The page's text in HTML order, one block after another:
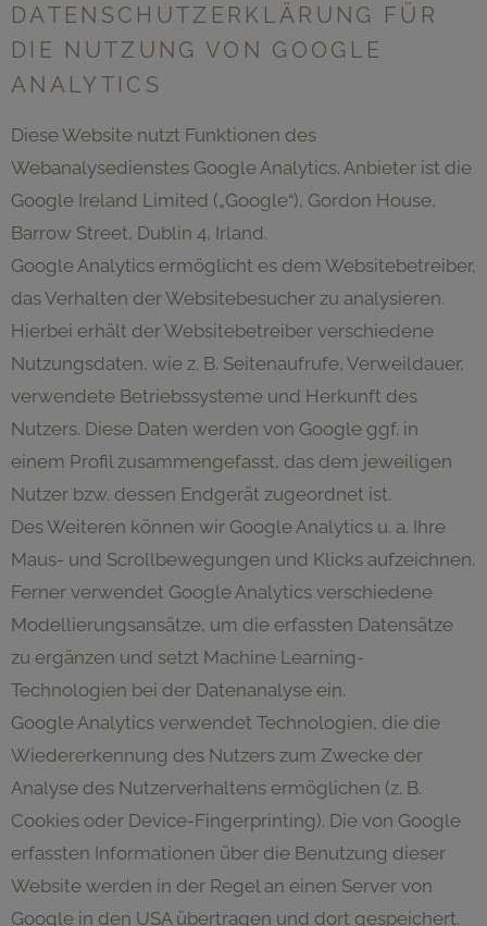
DATENSCHUTZERKLÄRUNG FÜR
DIE NUTZUNG VON GOOGLE
ANALYTICS
Diese Website nutzt Funktionen des
Webanalysedienstes Google Analytics. Anbieter ist die
Google Ireland Limited („Google“), Gordon House,
Barrow Street, Dublin 4, Irland.
Google Analytics ermöglicht es dem Websitebetreiber,
das Verhalten der Websitebesucher zu analysieren.
Hierbei erhält der Websitebetreiber verschiedene
Nutzungsdaten, wie z. B. Seitenaufrufe, Verweildauer,
verwendete Betriebssysteme und Herkunft des
Nutzers. Diese Daten werden von Google ggf. in
einem Profil zusammengefasst, das dem jeweiligen
Nutzer bzw. dessen Endgerät zugeordnet ist.
Des Weiteren können wir Google Analytics u. a. Ihre
Maus- und Scrollbewegungen und Klicks aufzeichnen.
Ferner verwendet Google Analytics verschiedene
Modellierungsansätze, um die erfassten Datensätze
zu ergänzen und setzt Machine Learning-
Technologien bei der Datenanalyse ein.
Google Analytics verwendet Technologien, die die
Wiedererkennung des Nutzers zum Zwecke der
Analyse des Nutzerverhaltens ermöglichen (z. B.
Cookies oder Device-Fingerprinting). Die von Google
erfassten Informationen über die Benutzung dieser
Website werden in der Regel an einen Server von
Google in den USA übertragen und dort gespeichert.